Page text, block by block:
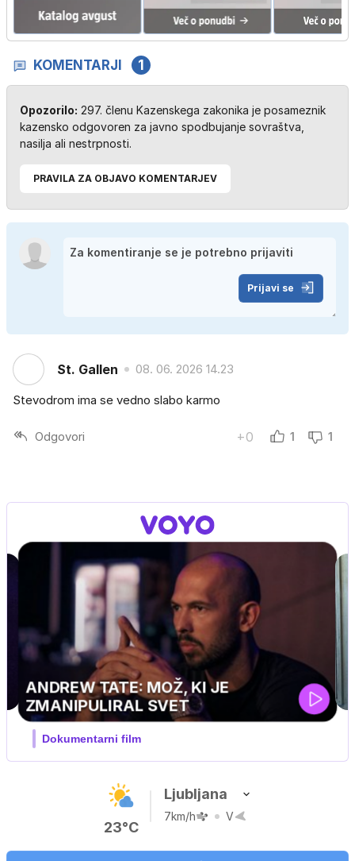
KOMENTARJI 1
Opozorilo: 297. členu Kazenskega zakonika je posameznik
kazensko odgovoren za javno spodbujanje sovraštva,
nasilja ali nestrpnosti.
PRAVILA ZA OBJAVO KOMENTARJEV
Prijavi se
St. Gallen 08. 06. 2026 14.23
Stevodrom ima se vedno slabo karmo
Odgovori +0 1 1
MOJ PRIJATELJ PINGVIN
Film meseca / družinski, pustolovski
23°C
Ljubljana
7km/h V